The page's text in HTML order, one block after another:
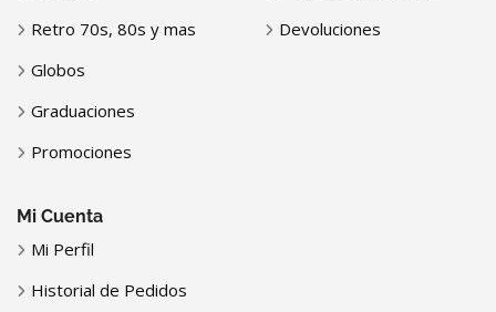
Retro 70s, 80s y mas
Globos
Graduaciones
Promociones
Devoluciones
Mi Cuenta
Mi Perfil
Historial de Pedidos